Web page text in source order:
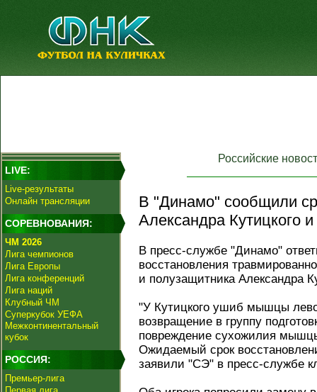
LIVE:
Live-результаты
Онлайн трансляции
СОРЕВНОВАНИЯ:
ЧМ 2026
Лига чемпионов
Лига Европы
Лига конференций
Лига наций
Клубный ЧМ
Суперкубок УЕФА
Межконтинентальный
кубок
РОССИЯ:
Премьер-лига
Российские
В "Динамо" сообщили
Александра Кутицкого
В пресс-службе "Динамо"
восстановления
и полузащитника Александра
"У Кутицкого ушиб мышцы
возвращение в группу
повреждение сухожилия
Ожидаемый срок
заявили "СЭ" в пресс-службе